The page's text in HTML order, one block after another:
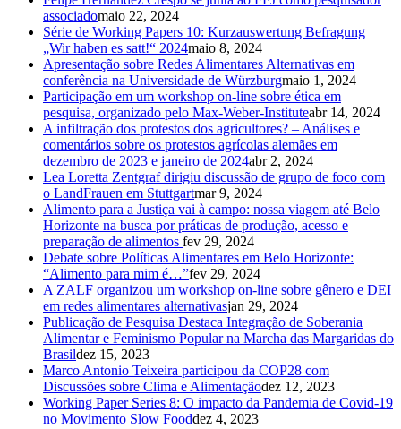
associadomaio 22, 2024
Série de Working Papers 10: Kurzauswertung Befragung
„Wir haben es satt!“ 2024maio 8, 2024
Apresentação sobre Redes Alimentares Alternativas em
conferência na Universidade de Würzburgmaio 1, 2024
Participação em um workshop on-line sobre ética em
pesquisa, organizado pelo Max-Weber-Instituteabr 14, 2024
A infiltração dos protestos dos agricultores? – Análises e
comentários sobre os protestos agrícolas alemães em
dezembro de 2023 e janeiro de 2024abr 2, 2024
Lea Loretta Zentgraf dirigiu discussão de grupo de foco com
o LandFrauen em Stuttgartmar 9, 2024
Alimento para a Justiça vai à campo: nossa viagem até Belo
Horizonte na busca por práticas de produção, acesso e
preparação de alimentos fev 29, 2024
Debate sobre Políticas Alimentares em Belo Horizonte:
“Alimento para mim é…”fev 29, 2024
A ZALF organizou um workshop on-line sobre gênero e DEI
em redes alimentares alternativasjan 29, 2024
Publicação de Pesquisa Destaca Integração de Soberania
Alimentar e Feminismo Popular na Marcha das Margaridas do
Brasildez 15, 2023
Marco Antonio Teixeira participou da COP28 com
Discussões sobre Clima e Alimentaçãodez 12, 2023
Working Paper Series 8: O impacto da Pandemia de Covid-19
no Movimento Slow Fooddez 4, 2023